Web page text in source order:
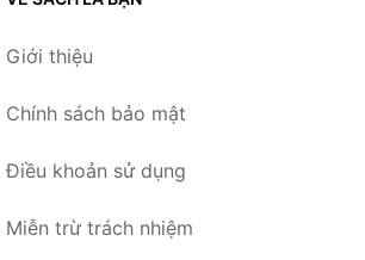
Giới thiệu
Chính sách bảo mật
Điều khoản sử dụng
Miễn trừ trách nhiệm